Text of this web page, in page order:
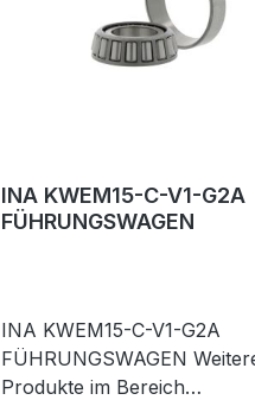
INA KWEM15-C-V1-G2A
FÜHRUNGSWAGEN
INA KWEM15-C-V1-G2A
FÜHRUNGSWAGEN Weitere
Produkte im Bereich